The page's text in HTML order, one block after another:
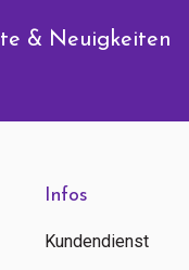
& Neuigkeiten
Infos
Kundendienst